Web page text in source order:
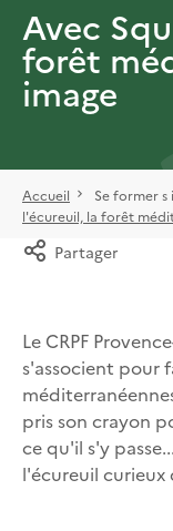
Avec
forêt
image
Accueil Se former
l'écureuil, la forêt
Partager
Le CRPF
s'associent pour
pris son crayon
ce qu'il s'y
l'écureuil curieux